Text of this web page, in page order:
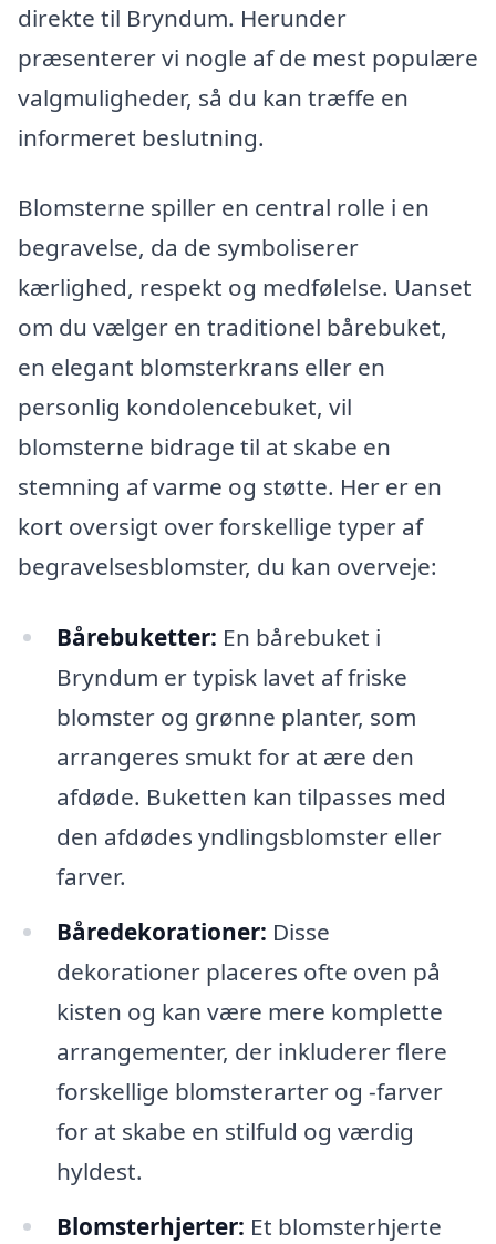
direkte til Bryndum. Herunder
præsenterer vi nogle af de mest populære
valgmuligheder, så du kan træffe en
informeret beslutning.
Blomsterne spiller en central rolle i en
begravelse, da de symboliserer
kærlighed, respekt og medfølelse. Uanset
om du vælger en traditionel bårebuket,
en elegant blomsterkrans eller en
personlig kondolencebuket, vil
blomsterne bidrage til at skabe en
stemning af varme og støtte. Her er en
kort oversigt over forskellige typer af
begravelsesblomster, du kan overveje:
Bårebuketter: En bårebuket i
Bryndum er typisk lavet af friske
blomster og grønne planter, som
arrangeres smukt for at ære den
afdøde. Buketten kan tilpasses med
den afdødes yndlingsblomster eller
farver.
Båredekorationer: Disse
dekorationer placeres ofte oven på
kisten og kan være mere komplette
arrangementer, der inkluderer flere
forskellige blomsterarter og -farver
for at skabe en stilfuld og værdig
hyldest.
Blomsterhjerter: Et blomsterhjerte